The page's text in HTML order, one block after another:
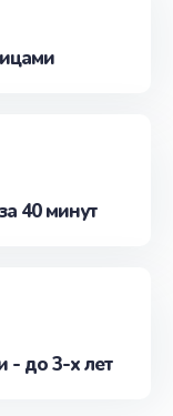
40 минут
- до 3-х лет